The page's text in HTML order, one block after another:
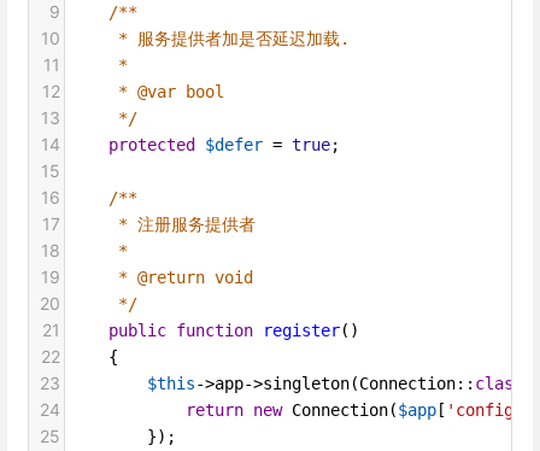
9 /**
10 * 服务提供者加是否延迟加载.
11 *
12 * @var bool
13 */
14 protected $defer = true;
15
16
/**
17 * 注册服务提供者
18 *
19 * @return void
20 */
21 public function register()
22
    {
23 $this->app->singleton(Connection:: class
24 return new Connection($app [ 'config'
25
        });